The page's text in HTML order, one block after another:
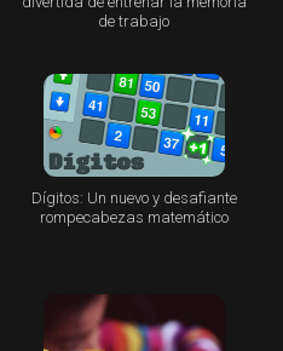
de trabajo
Dígitos: Un nuevo y desafiante
rompecabezas matemático